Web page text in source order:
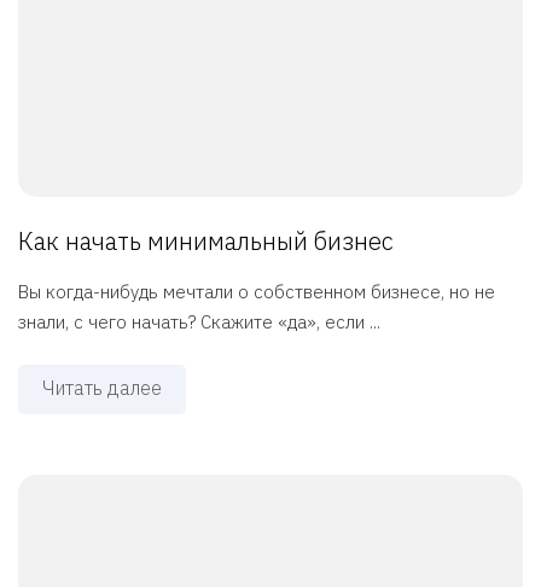
Как начать минимальный бизнес
Вы когда-нибудь мечтали о собственном бизнесе, но не
знали, с чего начать? Скажите «да», если ...
Читать далее